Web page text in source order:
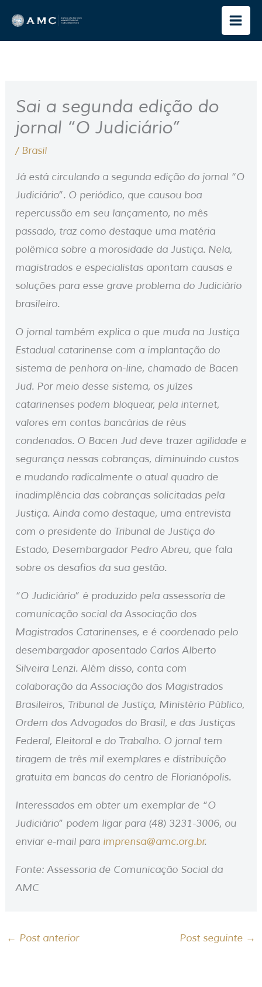
para
o
Sai a segunda edição do
jornal “O Judiciário”
/ Brasil
Já está circulando a segunda edição do jornal “O
Judiciário”. O periódico, que causou boa
repercussão em seu lançamento, no mês
passado, traz como destaque uma matéria
polêmica sobre a morosidade da Justiça. Nela,
magistrados e especialistas apontam causas e
soluções para esse grave problema do Judiciário
brasileiro.
O jornal também explica o que muda na Justiça
Estadual catarinense com a implantação do
sistema de penhora on-line, chamado de Bacen
Jud. Por meio desse sistema, os juízes
catarinenses podem bloquear, pela internet,
valores em contas bancárias de réus
condenados. O Bacen Jud deve trazer agilidade e
segurança nessas cobranças, diminuindo custos
e mudando radicalmente o atual quadro de
inadimplência das cobranças solicitadas pela
Justiça. Ainda como destaque, uma entrevista
com o presidente do Tribunal de Justiça do
Estado, Desembargador Pedro Abreu, que fala
sobre os desafios da sua gestão.
“O Judiciário” é produzido pela assessoria de
comunicação social da Associação dos
Magistrados Catarinenses, e é coordenado pelo
desembargador aposentado Carlos Alberto
Silveira Lenzi. Além disso, conta com
colaboração da Associação dos Magistrados
Brasileiros, Tribunal de Justiça, Ministério Público,
Ordem dos Advogados do Brasil, e das Justiças
Federal, Eleitoral e do Trabalho. O jornal tem
tiragem de três mil exemplares e distribuição
gratuita em bancas do centro de Florianópolis.
Interessados em obter um exemplar de “O
Judiciário” podem ligar para (48) 3231-3006, ou
enviar e-mail para imprensa@amc.org.br.
Fonte: Assessoria de Comunicação Social da
AMC
← Post anterior Post seguinte →